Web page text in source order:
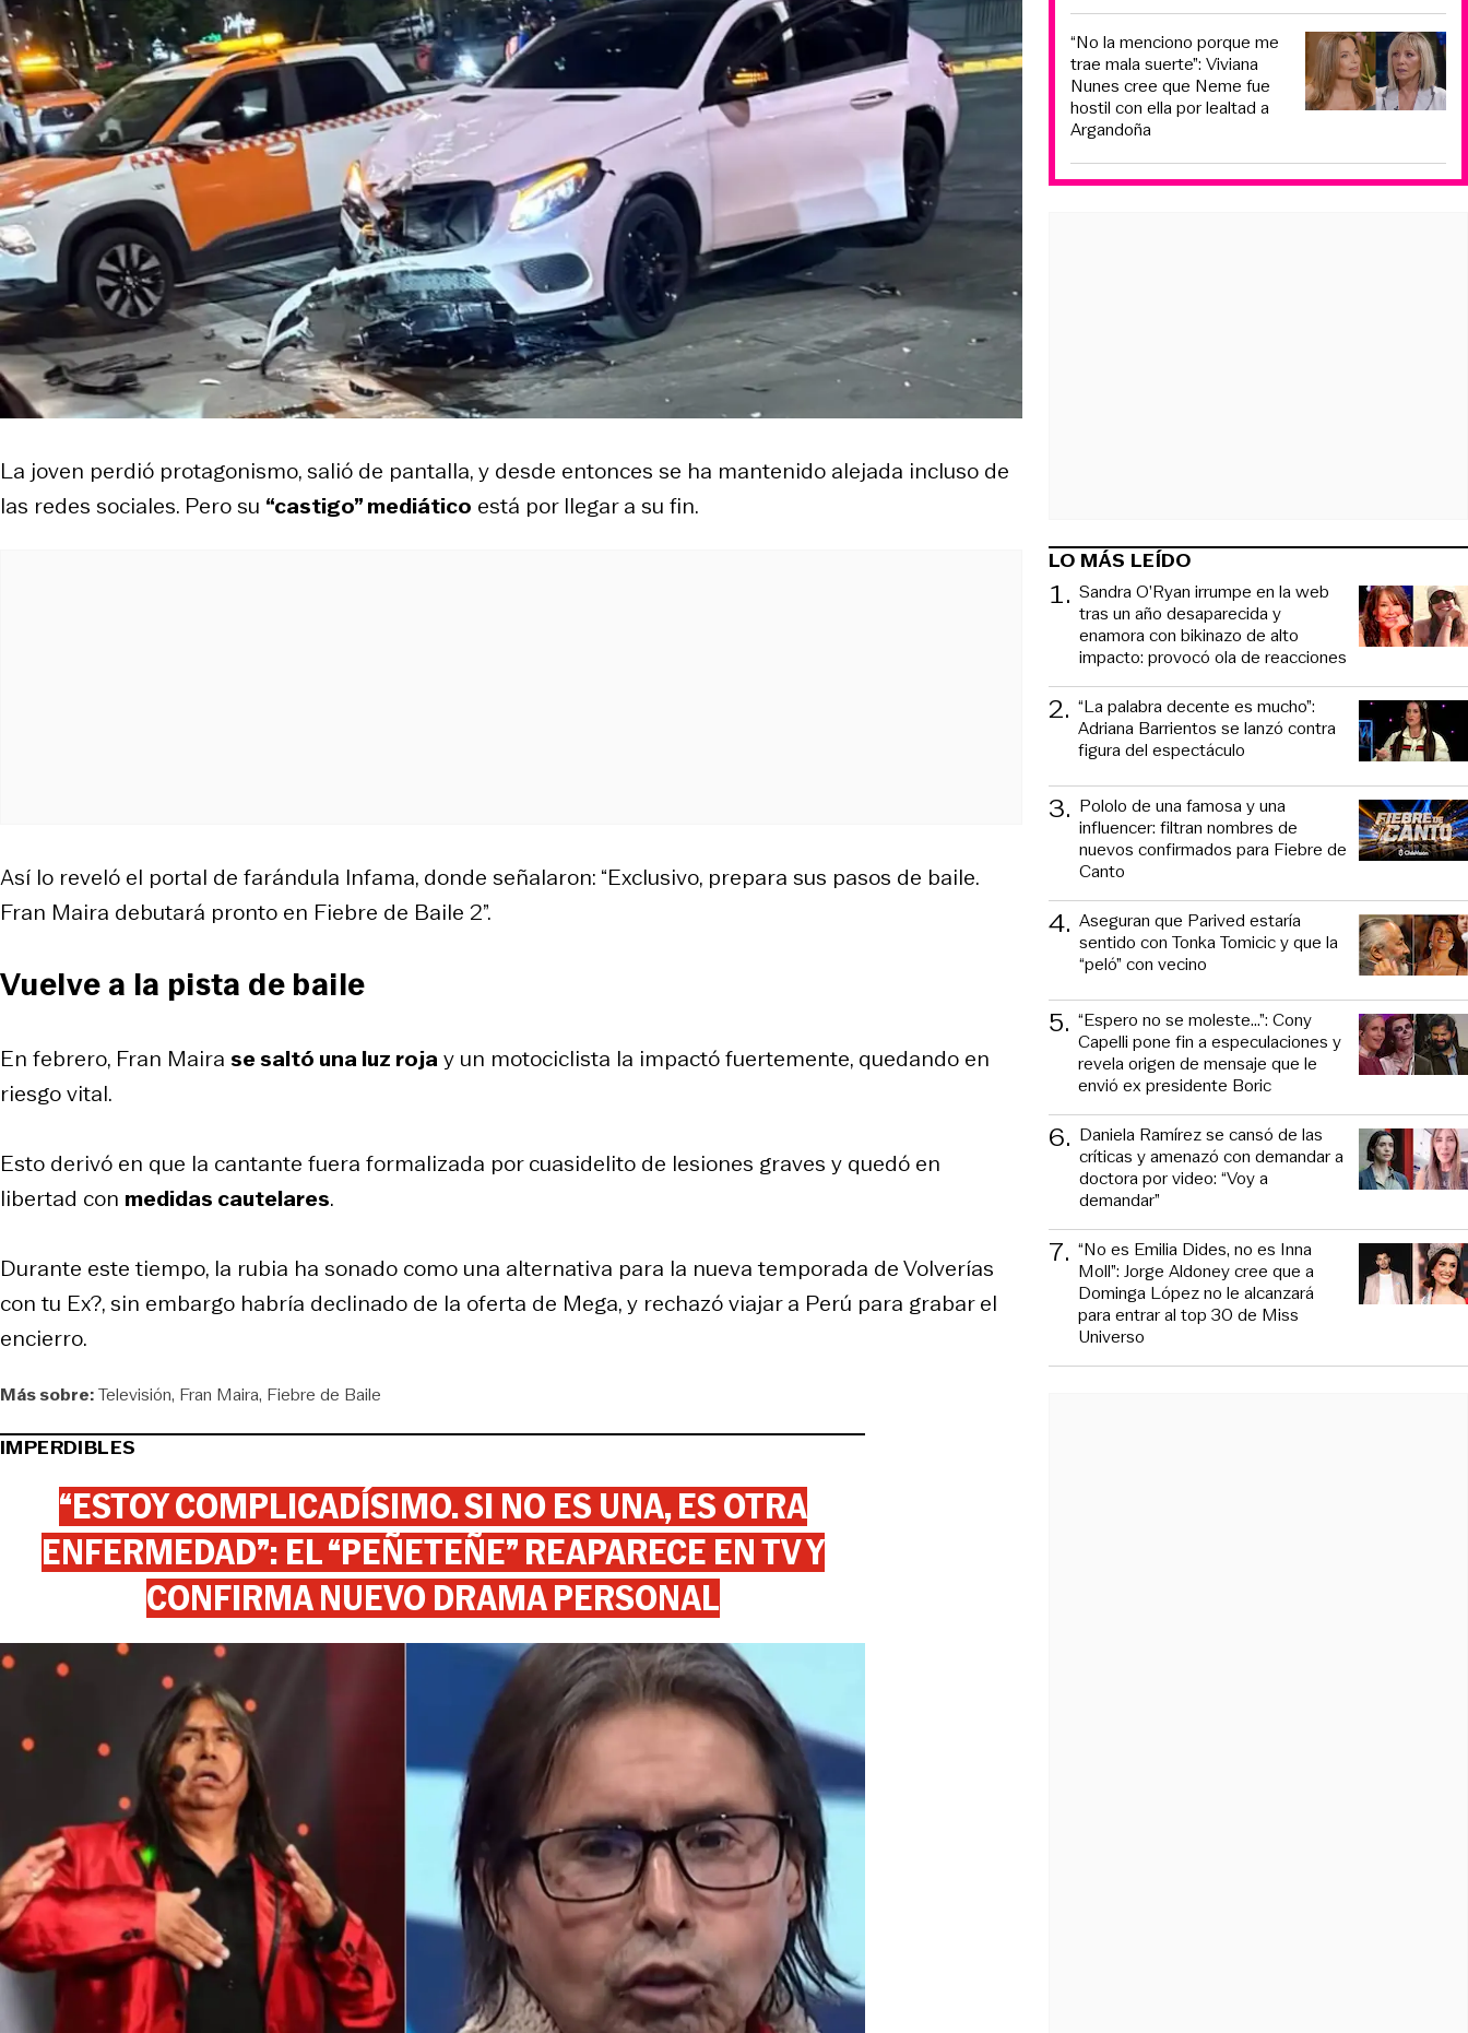
La joven perdió protagonismo, salió de pantalla, y desde entonces se ha mantenido alejada incluso de
las redes sociales. Pero su “castigo” mediático está por llegar a su fin.
Así lo reveló el portal de farándula Infama, donde señalaron: “Exclusivo, prepara sus pasos de baile.
Fran Maira debutará pronto en Fiebre de Baile 2”.
Vuelve a la pista de baile
En febrero, Fran Maira se saltó una luz rojay un motociclista la impactó fuertemente, quedando en
riesgo vital.
Esto derivó en que la cantante fuera formalizada por cuasidelito de lesiones graves y quedó en
libertad con medidas cautelares.
Durante este tiempo, la rubia ha sonado como una alternativa para la nueva temporada de Volverías
con tu Ex?, sin embargo habría declinado de la oferta de Mega, y rechazó viajar a Perú para grabar el
encierro.
Más sobre:Televisión Fran Maira Fiebre de Baile
IMPERDIBLES
“ESTOY COMPLICADÍSIMO. SI NO ES UNA, ES OTRA
ENFERMEDAD”: EL “PEÑETEÑE” REAPARECE EN TV Y
CONFIRMA NUEVO DRAMA PERSONAL
“No la menciono porque me
trae mala suerte”: Viviana
Nunes cree que Neme fue
hostil con ella por lealtad a
Argandoña
LO MÁS LEÍDO
1. Sandra O’Ryan irrumpe en la web
tras un año desaparecida y
enamora con bikinazo de alto
impacto: provocó ola de reacciones
2. “La palabra decente es mucho”:
Adriana Barrientos se lanzó contra
figura del espectáculo
3. Pololo de una famosa y una
influencer: filtran nombres de
nuevos confirmados para Fiebre de
Canto
4. Aseguran que Parived estaría
sentido con Tonka Tomicic y que la
“peló” con vecino
5. “Espero no se moleste...”: Cony
Capelli pone fin a especulaciones y
revela origen de mensaje que le
envió ex presidente Boric
6. Daniela Ramírez se cansó de las
críticas y amenazó con demandar a
doctora por video: “Voy a
demandar”
7. “No es Emilia Dides, no es Inna
Moll”: Jorge Aldoney cree que a
Dominga López no le alcanzará
para entrar al top 30 de Miss
Universo